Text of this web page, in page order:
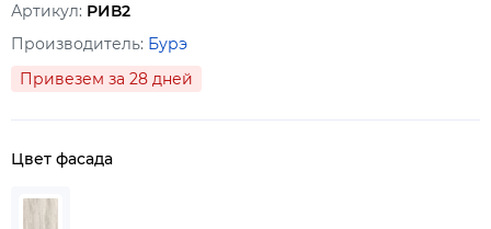
Артикул: РИВ2
Производитель: Бурэ
Привезем за 28 дней
Цвет фасада